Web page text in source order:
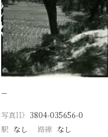
−
写真ID 3804-035656-0
駅 なし 路線 なし